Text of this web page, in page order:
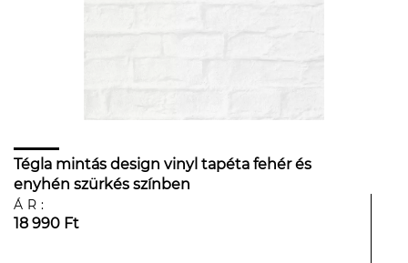
Tégla mintás design vinyl tapéta fehér és
enyhén szürkés színben
ÁR:
18 990 Ft